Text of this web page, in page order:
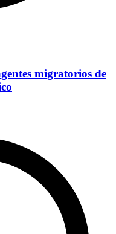
migratorios de